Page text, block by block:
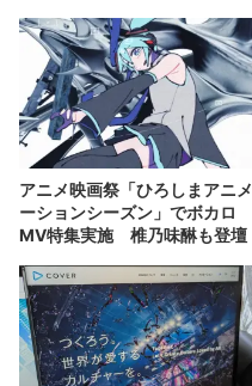
アニメ映画祭「ひろしまアニメ
ーションシーズン」でボカロ
MV特集実施 椎乃味醂も登壇